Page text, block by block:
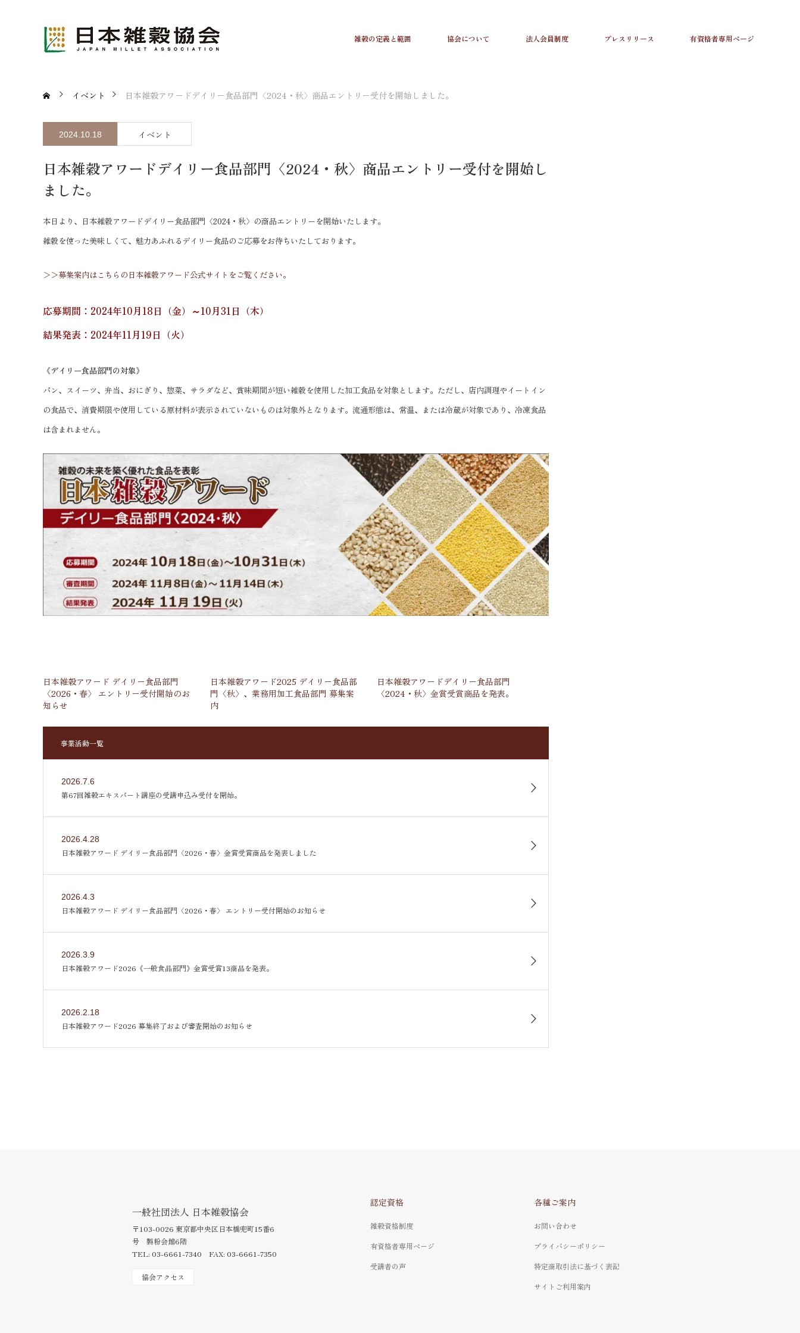
雑穀の定義と範囲 協会について 法人会員制度 プレスリリース 有資格者専用ページ
イベント 日本雑穀アワードデイリー食品部門〈2024・秋〉商品エントリー受付を開始しました。
2024.10.18 イベント
日本雑穀アワードデイリー食品部門〈2024・秋〉商品エントリー受付を開始し
ました。
本日より、日本雑穀アワードデイリー食品部門〈2024・秋〉の商品エントリーを開始いたします。
雑穀を使った美味しくて、魅力あふれるデイリー食品のご応募をお待ちいたしております。
＞＞募集案内はこちらの日本雑穀アワード公式サイトをご覧ください。
応募期間：2024年10月18日（金）～10月31日（木）
結果発表：2024年11月19日（火）
《デイリー食品部門の対象》
パン、スイーツ、弁当、おにぎり、惣菜、サラダなど、賞味期間が短い雑穀を使用した加工食品を対象とします。ただし、店内調理やイートイン
の食品で、消費期限や使用している原材料が表示されていないものは対象外となります。流通形態は、常温、または冷蔵が対象であり、冷凍食品
は含まれません。
日本雑穀アワード デイリー食品部門
〈2026・春〉 エントリー受付開始のお
知らせ
日本雑穀アワード2025 デイリー食品部
門〈秋〉、業務用加工食品部門 募集案
内
日本雑穀アワードデイリー食品部門
〈2024・秋〉金賞受賞商品を発表。
事業活動一覧
2026.7.6
第67回雑穀エキスパート講座の受講申込み受付を開始。
2026.4.28
日本雑穀アワード デイリー食品部門〈2026・春〉金賞受賞商品を発表しました
2026.4.3
日本雑穀アワード デイリー食品部門〈2026・春〉 エントリー受付開始のお知らせ
2026.3.9
日本雑穀アワード2026《一般食品部門》金賞受賞13商品を発表。
2026.2.18
日本雑穀アワード2026 募集終了および審査開始のお知らせ
認定資格
雑穀資格制度
有資格者専用ページ
受講者の声
各種ご案内
お問い合わせ
プライバシーポリシー
特定商取引法に基づく表記
サイトご利用案内
一般社団法人 日本雑穀協会
〒103-0026 東京都中央区日本橋兜町15番6
号 製粉会館6階
TEL: 03-6661-7340 FAX: 03-6661-7350
協会アクセス